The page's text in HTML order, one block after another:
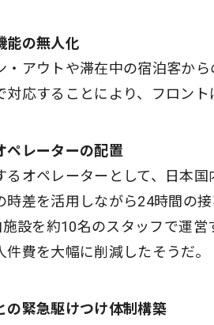
の無人化
・アウトや滞在中の宿泊客か
対応することにより、フロン
レーターの配置
るオペレーターとして、日本
時差を活用しながら24時間の
設を約10名のスタッフで運
件費を大幅に削減したそうだ。
緊急駆けつけ体制構築